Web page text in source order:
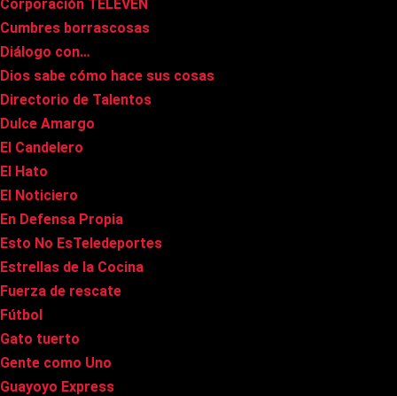
Corporación TELEVEN
Cumbres borrascosas
Diálogo con…
Dios sabe cómo hace sus cosas
Directorio de Talentos
Dulce Amargo
El Candelero
El Hato
El Noticiero
En Defensa Propia
Esto No EsTeledeportes
Estrellas de la Cocina
Fuerza de rescate
Fútbol
Gato tuerto
Gente como Uno
Guayoyo Express